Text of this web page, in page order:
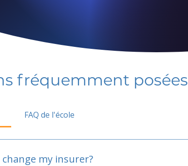
fréquemment posées
FAQ de l'école
change my insurer?